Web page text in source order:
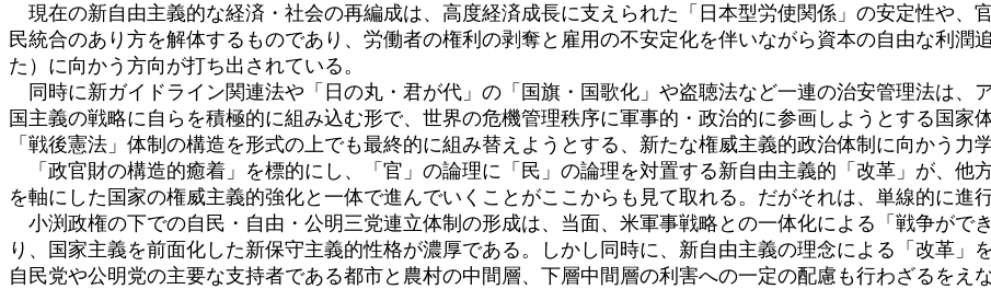
現在の新自由主義的な経済・社会の再編成は、高度経済成長に支えられた「日本型労使関係」の安定性や、
民統合のあり方を解体するものであり、労働者の権利の剥奪と雇用の不安定化を伴いながら資本の自由な利潤
た）に向かう方向が打ち出されている。
同時に新ガイドライン関連法や「日の丸・君が代」の「国旗・国歌化」や盗聴法など一連の治安管理法は、
国主義の戦略に自らを積極的に組み込む形で、世界の危機管理秩序に軍事的・政治的に参画しようとする国家
「戦後憲法」体制の構造を形式の上でも最終的に組み替えようとする、新たな権威主義的政治体制に向かう力
「政官財の構造的癒着」を標的にし、「官」の論理に「民」の論理を対置する新自由主義的「改革」が、他
を軸にした国家の権威主義的強化と一体で進んでいくことがここからも見て取れる。だがそれは、単線的に進
小渕政権の下での自民・自由・公明三党連立体制の形成は、当面、米軍事戦略との一体化による「戦争がで
り、国家主義を前面化した新保守主義的性格が濃厚である。しかし同時に、新自由主義の理念による「改革」
自民党や公明党の主要な支持者である都市と農村の中間層、下層中間層の利害への一定の配慮も行わざるをえな